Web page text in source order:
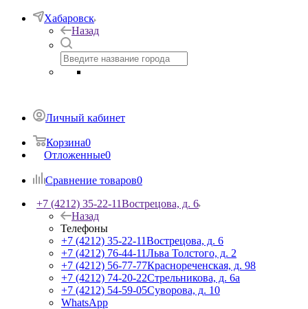
Хабаровск
Назад
Личный кабинет
Корзина0
Отложенные0
Сравнение товаров0
+7 (4212) 35-22-11Вострецова, д. 6
Назад
Телефоны
+7 (4212) 35-22-11Вострецова, д. 6
+7 (4212) 76-44-11Льва Толстого, д. 2
+7 (4212) 56-77-77Краснореченская, д. 98
+7 (4212) 74-20-22Стрельникова, д. 6а
+7 (4212) 54-59-05Суворова, д. 10
WhatsApp